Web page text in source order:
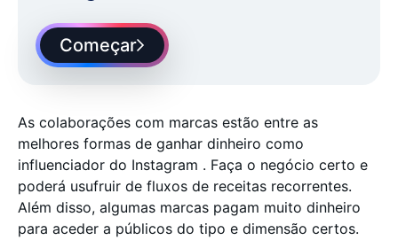
Começar
As colaborações com marcas estão entre as
melhores formas de ganhar dinheiro como
influenciador do Instagram . Faça o negócio certo e
poderá usufruir de fluxos de receitas recorrentes.
Além disso, algumas marcas pagam muito dinheiro
para aceder a públicos do tipo e dimensão certos.